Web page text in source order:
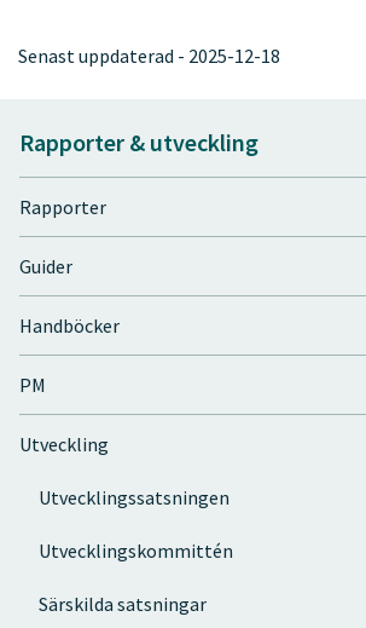
Rapporter & utveckling
Rapporter
Guider
Handböcker
PM
Utveckling
Utvecklingssatsningen
Utvecklingskommittén
Särskilda satsningar
Senast uppdaterad - 2025-12-18